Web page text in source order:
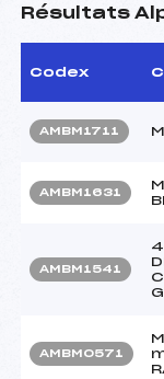
Résultats
Codex
AMBM1711
AMBM1631
AMBM1541
AMBM0571